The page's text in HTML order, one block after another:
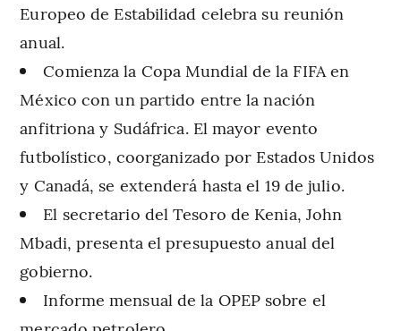
Europeo de Estabilidad celebra su reunión
anual.
Comienza la Copa Mundial de la FIFA en
México con un partido entre la nación
anfitriona y Sudáfrica. El mayor evento
futbolístico, coorganizado por Estados Unidos
y Canadá, se extenderá hasta el 19 de julio.
El secretario del Tesoro de Kenia, John
Mbadi, presenta el presupuesto anual del
gobierno.
Informe mensual de la OPEP sobre el